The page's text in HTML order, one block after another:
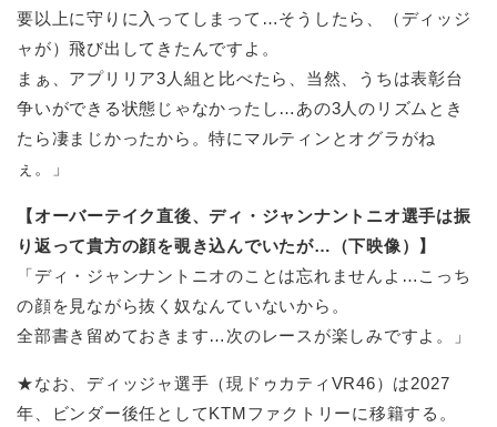
要以上に守りに入ってしまって…そうしたら、（ディッジ
ャが）飛び出してきたんですよ。
まぁ、アプリリア3人組と比べたら、当然、うちは表彰台
争いができる状態じゃなかったし…あの3人のリズムとき
たら凄まじかったから。特にマルティンとオグラがね
ぇ。」
【オーバーテイク直後、ディ・ジャンナントニオ選手は振
り返って貴方の顔を覗き込んでいたが…（下映像）】
「ディ・ジャンナントニオのことは忘れませんよ…こっち
の顔を見ながら抜く奴なんていないから。
全部書き留めておきます…次のレースが楽しみですよ。」
★なお、ディッジャ選手（現ドゥカティVR46）は2027
年、ビンダー後任としてKTMファクトリーに移籍する。